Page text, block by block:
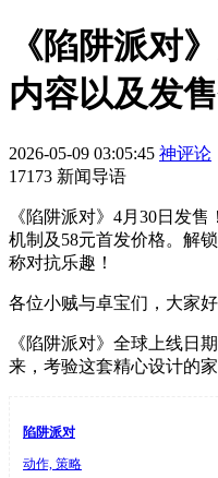
《陷阱派对
内容以及发
2026-05-09 03:05:45 神评论
17173 新闻导语
《陷阱派对》4月30日发
机制及58元首发价格。解
称对抗乐趣！
各位小贼与卓宝们，大家好
《陷阱派对》全球上线日
来，考验这套精心设计的家
陷阱派对
动作, 策略